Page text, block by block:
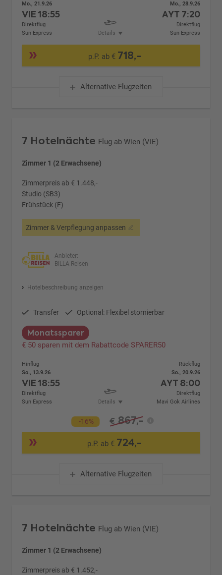
Mo., 21.9.26
VIE18:55
Direktflug
Sun Express
Details
Mo., 28.9.26
AYT 7:20
Direktflug
Sun Express
p.P. ab € 718,-
Alternative Flugzeiten
7 Hotelnächte Flug ab Wien (VIE)
Zimmer 1 (2 Erwachsene)
Zimmerpreis ab € 1.448,-
Studio (SB3)
Frühstück (F)
Zimmer & Verpflegung anpassen
Anbieter:
BILLA Reisen
Hotelbeschreibung anzeigen
Transfer Optional: Flexibel stornierbar
Monatssparer
€ 50 sparen mit dem Rabattcode SPARER50
Hinflug
So., 13.9.26
VIE18:55
Direktflug
Sun Express
Details
Rückflug
So., 20.9.26
AYT 8:00
Direktflug
Mavi Gok Airlines
-16% € 867,-
p.P. ab € 724,-
Alternative Flugzeiten
7 Hotelnächte Flug ab Wien (VIE)
Zimmer 1 (2 Erwachsene)
Zimmerpreis ab € 1.452,-